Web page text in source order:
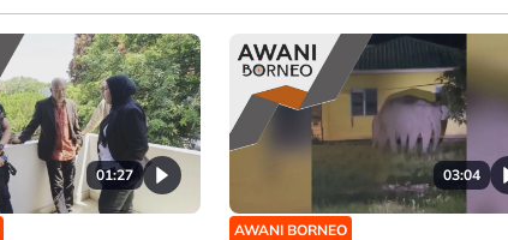
01:27 03:04
AWANI BORNEO